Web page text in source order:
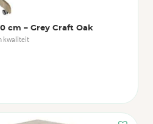
cm – Grey Craft Oak
kwaliteit